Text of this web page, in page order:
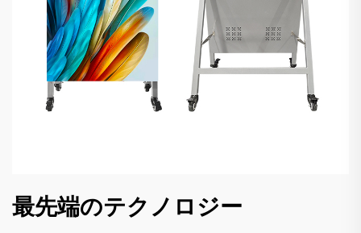
最先端のテクノロジー